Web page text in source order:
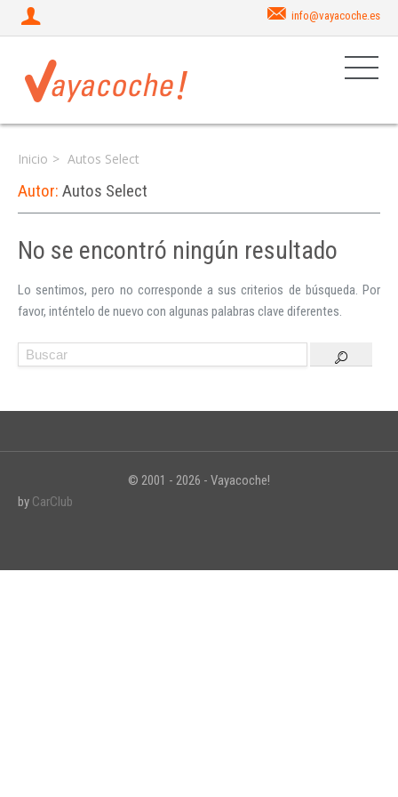
Iniciar sesión
INICIAR SESIÓN
info@vayacoche.es
Inicio Autos Select
Autor: Autos Select
No se encontró ningún resultado
Lo sentimos, pero no corresponde a sus criterios de búsqueda. Por
favor, inténtelo de nuevo con algunas palabras clave diferentes.
© 2001 - 2026 - Vayacoche!
by CarClub